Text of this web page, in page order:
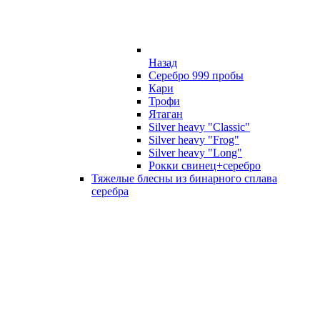
Назад
Серебро 999 пробы
Кари
Трофи
Ятаган
Silver heavy "Classic"
Silver heavy "Frog"
Silver heavy "Long"
Рокки свинец+серебро
Тяжелые блесны из бинарного сплава
серебра